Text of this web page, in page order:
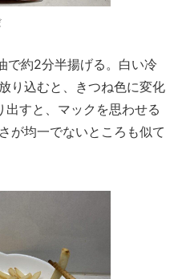
約2分半揚げる。白い冷
り込むと、きつね色に変化
出すと、マックを思わせる
が均一でないところも似て